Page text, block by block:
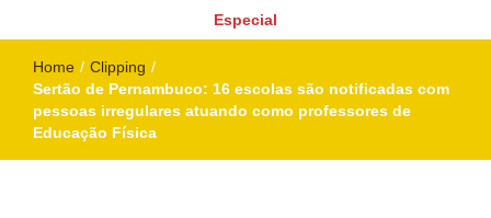
Especial
Home / Clipping /
Sertão de Pernambuco: 16 escolas são notificadas com
pessoas irregulares atuando como professores de
Educação Física